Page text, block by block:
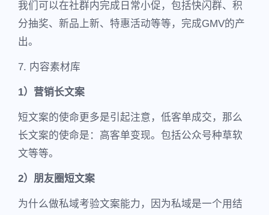
我们可以在社群内完成日常小促，包括快闪群、积
分抽奖、新品上新、特惠活动等等，完成GMV的产
出。
7. 内容素材库
1）营销长文案
短文案的使命更多是引起注意，低客单成交，那么
长文案的使命是：高客单变现。包括公众号种草软
文等等。
2）朋友圈短文案
为什么做私域考验文案能力，因为私域是一个用结